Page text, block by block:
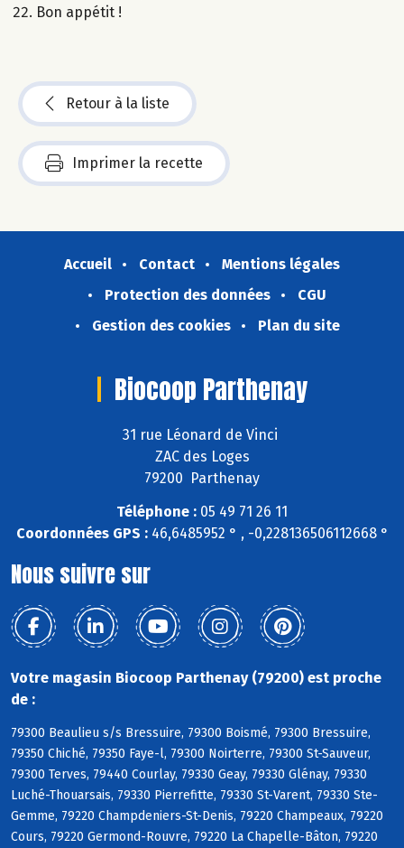
Bon appétit !
Retour à la liste
Imprimer la recette
Accueil Contact
Mentions légales
Protection des données
CGU
Gestion des cookies
Plan du site
Biocoop Parthenay
31 rue Léonard de Vinci
ZAC des Loges
79200 Parthenay
Téléphone : 05 49 71 26 11
Coordonnées GPS :46,6485952 ° , -0,228136506112668 °
Nous suivre sur
Votre magasin Biocoop Parthenay (79200) est proche
de :
79300 Beaulieu s/s Bressuire, 79300 Boismé, 79300 Bressuire,
79350 Chiché, 79350 Faye-l, 79300 Noirterre, 79300 St-Sauveur,
79300 Terves, 79440 Courlay, 79330 Geay, 79330 Glénay, 79330
Luché-Thouarsais, 79330 Pierrefitte, 79330 St-Varent, 79330 Ste-
Gemme, 79220 Champdeniers-St-Denis, 79220 Champeaux, 79220
Cours, 79220 Germond-Rouvre, 79220 La Chapelle-Bâton, 79220